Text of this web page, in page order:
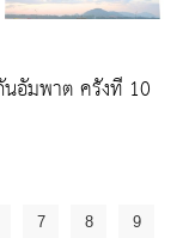
นอัมพาต ครั้งที่ 10
7 8 9